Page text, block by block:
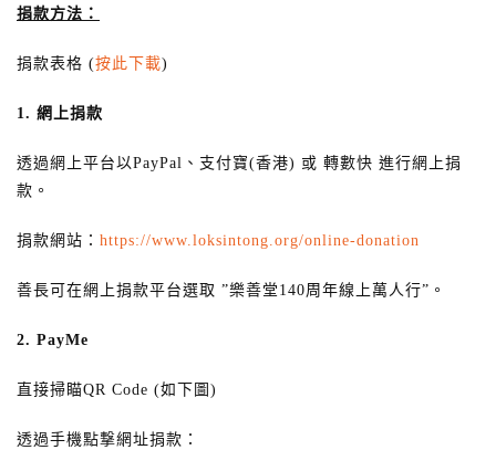
捐款方法：
捐款表格 (按此下載)
1. 網上捐款
透過網上平台以PayPal、支付寶(香港) 或 轉數快 進行網上捐
款。
捐款網站： https://www.loksintong.org/online-donation
善長可在網上捐款平台選取 ”樂善堂140周年線上萬人行”。
2. PayMe
直接掃瞄QR Code (如下圖)
透過手機點撃網址捐款：